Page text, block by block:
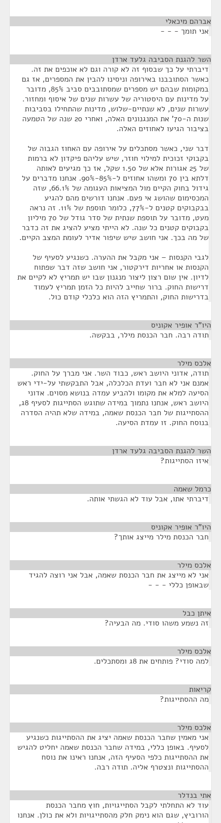
אברהם מיכאלי
אני תומך - - -
השר להגנת הסביבה גלעד ארדן
דיברתי על כך שבסוף זה לא קורה וגם לא אוכפים את זה.
כאשר הסתובבנו באירופה וניסינו להבין את המספרים, אז גם
במקומות שבהם יש מספרים שמסתובבים סביב 85%, מדובר
על מדינות עם היסטוריה של עשרות שנים של איסוף ומחזור.
עשרות שנים, לא שנתיים-שלוש, מדינות שהתחילו בסביבות
שנות ה-70' את המנגנונים האלה, ואחרי 20 שנה של הטמעה
בציבור הגיעו לאחוזים האלה.
דבר שני, כאשר מסתכלים על אירופה עם האחוז הגבוה של
בקבוקי זכוכית למילוי חוזר, שיש עליהם פיקדון לא ברמות
של 25 אגורות אלא של 1.50 שקל, אז כך מגיעים לאותה
דלתא בין 70 ומשהו אחוזים ל-85%-90%. אנחנו מדברים על
גידול בחוק הקיים מול המציאות העגומה של 66.1%, שזה
המכסימום שהושג אי פעם. אנחנו דורשים מהם להגיע
בבקבוקים קטנים ל-77%, כלומר תוספת של 11%. זה נראה
מעט, מדובר על תוספת שנתית של סדר גודל של 70 מיליון
בקבוקים קטנים כל שנה. לא הייתי מציע להציג את זה כדבר
של מה בכך. אני חושב שיש שיפור אדיר לעומת המצב הקיים.
לגבי הקנסות – אני מקבל את ההערה. כשנגיע לסעיף של
הקנסות או אחריות דירקטור, אני חושב שזה דבר שפתוח
לדיון. אין שום רצון ליצור מנגנון שבו יש תמריץ לא לקיים את
דרישות החוק. ברור שחייב להיות כל הזמן תמריץ לעמוד
בדרישות החוק, והתמריץ הזה הוא כלכלי קודם כול.
היו"ר אופיר אקוניס
תודה רבה. חבר הכנסת מילר, בבקשה.
אלכס מילר
תודה, אדוני היושב ראש, כבוד השר. אני מברך על החוק.
אמנם אני לא חבר ועדת הכלכלה, אבל התבקשתי על-ידי ראש
הסיעה למלא את מקומו ולהביע עמדה בנושא מסוים. אדוני
היושב ראש, אנחנו נתמוך במידה שתוגש הסתייגות לסעיף 8ג,
ההסתייגות של חבר הכנסת שאמה, במידה שלא תהיה הסדרה
בנוסח החוק. זו עמדת הסיעה.
השר להגנת הסביבה גלעד ארדן
איזו הסתייגות?
כרמל שאמה
דיברתי אתו, אבל עוד לא הגשתי אותה.
היו"ר אופיר אקוניס
חבר הכנסת מילר מייצג אותך?
אלכס מילר
אני לא מייצג את חבר הכנסת שאמה, אבל אני רוצה להגיד
שבאופן כללי - - -
איתן כבל
זה נשמע משהו סודי. מה הבעיה?
אלכס מילר
למה סודי? פותחים את 8ג ומסתכלים.
קריאות
מה ההסתייגות?
אלכס מילר
אני מאמין שחבר הכנסת שאמה יציג את ההסתייגות כשנגיע
לסעיף. באופן כללי, במידה שחבר הכנסת שאמה יחליט להגיש
את ההסתייגות כלפי הסעיף הזה, אנחנו ראינו את נוסח
ההסתייגות ונצטרף אליה. תודה רבה.
אתי בנדלר
עוד לא התחלתי לקבל הסתייגויות, חוץ מחבר הכנסת
הורוביץ, שגם הוא נימק חלק מהסתייגויות ולא את כולן. אנחנו